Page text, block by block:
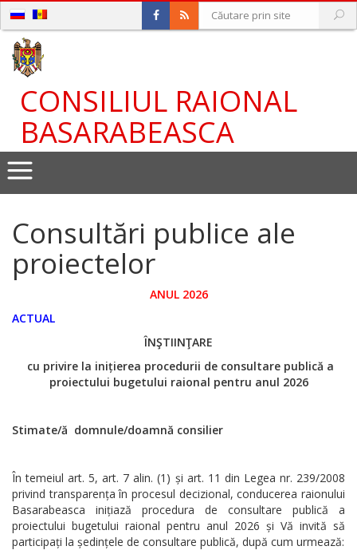
CONSILIUL RAIONAL
BASARABEASCA
Consultări publice ale
proiectelor
ANUL 2026
ACTUAL
ÎNŞTIINŢARE
cu privire la inițierea procedurii de consultare publică a
proiectului bugetului raional pentru anul 2026
Stimate/ă domnule/doamnă consilier
În temeiul art. 5, art. 7 alin. (1) și art. 11 din Legea nr. 239/2008
privind transparența în procesul decizional, conducerea raionului
Basarabeasca inițiază procedura de consultare publică a
proiectului bugetului raional pentru anul 2026 și Vă invită să
participați la ședințele de consultare publică, după cum urmează: